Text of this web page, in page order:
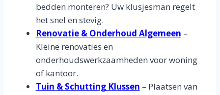
bedden monteren? Uw klusjesman regelt
het snel en stevig.
Renovatie & Onderhoud Algemeen –
Kleine renovaties en
onderhoudswerkzaamheden voor woning
of kantoor.
Tuin & Schutting Klussen – Plaatsen van